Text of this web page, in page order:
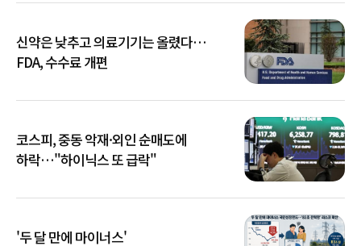
신약은 낮추고 의료기기는 올렸다…
FDA, 수수료 개편
코스피, 중동 악재·외인 순매도에
하락…"하이닉스 또 급락"
'두 달 만에 마이너스'